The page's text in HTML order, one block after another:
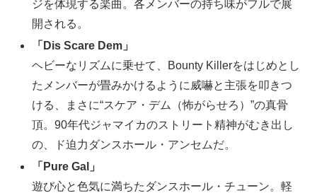
ジを体現する楽曲。各メンバーの持ち味がフルで展
開される。
「Dis Scare Dem」
ヘビーなリズムに乗せて、Bounty Killerをはじめとし
たメンバーが畳みかけるように威嚇と主張を叩きつ
ける、まさに“スケア・デム（怖がらせろ）”の真骨
頂。90年代ジャマイカのストリート精神がむき出し
の、ド迫力ダンスホール・アンセムだ。
「Pure Gal」
遊び心と色気に満ちたダンスホール・チューン。軽